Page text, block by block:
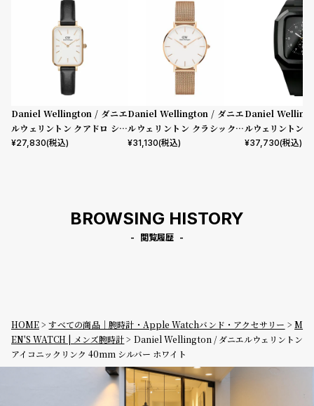
Daniel Wellington / ダニエ
ルウェリントン クアドロ シェ
フィールド ローズゴールド/ホ
¥27,830(税込)
Daniel Wellington / ダニエ
ルウェリントン クラシックペ
ティット メルローズ ローズゴ
¥31,130(税込)
Daniel
ルウェリントン
mm Apple
¥37,730(税込)
BROWSING HISTORY
閲覧履歴
HOME すべての商品｜腕時計・Apple Watchバンド・アクセサリー
M
EN'S WATCH | メンズ腕時計
Daniel Wellington / ダニエルウェリントン
アイコニックリンク 40mm シルバー ホワイト